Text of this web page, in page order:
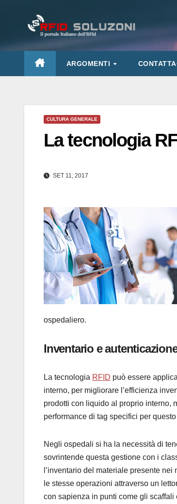
ARGOMENTI
CULTURA GENERALE
La tecnologia
SET 11, 2017
ospedaliero.
Inventario e
La tecnologia RFID può essere
interno, per migliorare l’efficienza
prodotti con liquido al proprio interno,
performance di tag specifici per
Negli ospedali si ha la necessità di
sovrintende questa gestione con i
l’inventario del materiale presente
le stesse operazioni attraverso un
con sapienza in punti come gli scaffali